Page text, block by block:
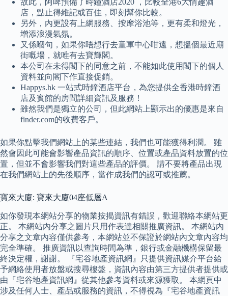
故此，阿啤預備了時鐘酒店2020 ，比較全港6大情趣酒
店，點止得維記或百佳，即刻幫你比較。
另外，內更設有上網服務、按摩浴池等，更有柔和燈光，
增添浪漫氣氛。
又係嗰句，如果你唔想行去童軍中心咁遠，想搵個最近廟
街嘅場，就唯有去寶輝閣。
本公司在未得閣下的同意之前，不能如此使用閣下的個人
資料並向閣下作直接促銷。
Happys.hk 一站式時鐘酒店平台，為您提供全香港時鐘酒
店及賓館的房間詳細資訊及服務！
雖然我們是獨立的公司，但此網站上顯示出的優惠是來自
finder.com的收費客戶。
如果你點擊我們網站上的某些連結，我們也可能獲得利潤。 雖
然會因此可能會影響產品資訊的順序、位置或產品資料放置的位
置，但並不會影響我們對這些產品的評價。 請不要將產品出現
在我們網站上的先後順序，當作成我們的認可或推薦。
寶來大廈: 寶來大廈04座低層A
如你發現本網站分享的物業按揭資訊有錯誤，歡迎聯絡本網站更
正。 本網站內分享之圖片只用作表達相關推廣資訊。 本網站內
分享之文章內容僅供參考，本網站並不保證於網站內文章內容均
完全準確。 推廣資訊以查詢時間為準，銀行或金融機構保留最
終決定權，謝謝。 『宅谷地產資訊網』只提供資訊媒介平台給
予網絡使用者放盤或搜尋樓盤，資訊內容由第三方提供者提供或
由『宅谷地產資訊網』從其他參考資料或來源獲取。 本網頁中
涉及任何人士、產品或服務的資訊，不得視為『宅谷地產資訊